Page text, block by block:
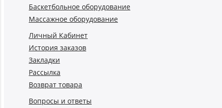
Баскетбольное оборудование
Массажное оборудование
Личный Кабинет
История заказов
Закладки
Рассылка
Возврат товара
Вопросы и ответы